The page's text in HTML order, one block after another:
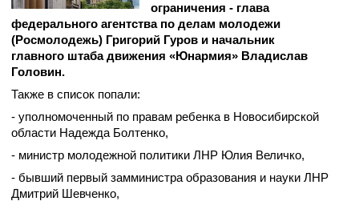
ограничения - глава
федерального агентства по делам молодежи
(Росмолодежь) Григорий Гуров и начальник
главного штаба движения «Юнармия» Владислав
Головин.
Также в список попали:
- уполномоченный по правам ребенка в Новосибирской
области Надежда Болтенко,
- министр молодежной политики ЛНР Юлия Величко,
- бывший первый замминистра образования и науки ЛНР
Дмитрий Шевченко,